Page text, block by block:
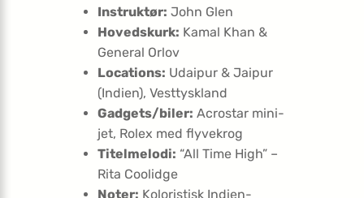
Instruktør: John Glen
Hovedskurk: Kamal Khan &
General Orlov
Locations: Udaipur & Jaipur
(Indien), Vesttyskland
Gadgets/biler: Acrostar mini-
jet, Rolex med flyvekrog
Titelmelodi: “All Time High” –
Rita Coolidge
Noter: Koloristisk Indien-